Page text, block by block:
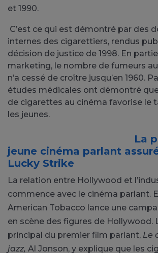
et 1990.
C’est ce qui est démontré par des
internes des cigarettiers, rendus
décision de justice de 1998. En
marketing, le nombre de fumeurs
n’a cessé de croître jusqu’en 1960.
études médicales ont démontré
de cigarettes au cinéma favorise le
les jeunes.
La
jeune cinéma parlant
Lucky Strike
La relation entre Hollywood et
commence avec le cinéma parlant.
American Tobacco lance une
en scène des figures de Hollywood.
principal du premier film parlant, Le
jazz, Al Jonson, y explique que les